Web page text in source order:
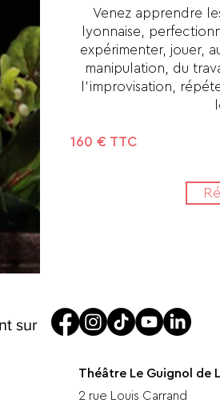
Venez apprendre
lyonnaise,
expérimenter, jouer,
manipulation, du
l’improvisation,
160 € TTC
sur
Théâtre Le Guignol de
2 rue Louis Carrand